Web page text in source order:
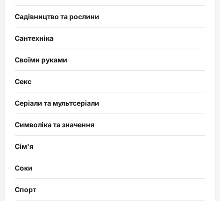
Садівництво та рослини
Сантехніка
Своїми руками
Секс
Серіали та мультсеріали
Символіка та значення
Сім'я
Соки
Спорт